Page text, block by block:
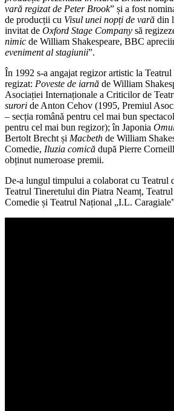
vară regizat de Peter Brook” și a fost
de producții cu Visul unei nopți de vară din
invitat de Oxford Stage Company să
nimic de William Shakespeare, BBC
eveniment al stagiunii”.
În 1992 s-a angajat regizor artistic la Teatrul
regizat: Poveste de iarnă de William
Asociației Internaționale a Criticilor de
surori de Anton Cehov (1995, Premiul
– secția română pentru cel mai bun
pentru cel mai bun regizor); în Japonia
Bertolt Brecht și Macbeth de William
Comedie, Iluzia comică după Pierre
obținut numeroase premii.
De-a lungul timpului a colaborat cu Teatrul
Teatrul Tineretului din Piatra Neamț,
Comedie și Teatrul Național „I.L.